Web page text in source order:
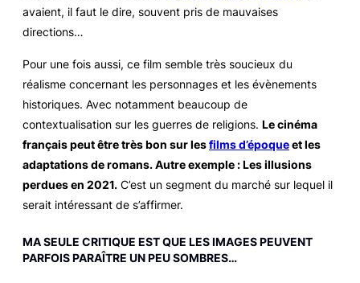
avaient, il faut le dire, souvent pris de mauvaises
directions…
Pour une fois aussi, ce film semble très soucieux du
réalisme concernant les personnages et les évènements
historiques. Avec notamment beaucoup de
contextualisation sur les guerres de religions. Le cinéma
français peut être très bon sur lesfilms d’époqueet les
adaptations de romans. Autre exemple :Les illusions
perduesen 2021. C’est un segment du marché sur lequel il
serait intéressant de s’affirmer.
MA SEULE CRITIQUE EST QUE LES IMAGES PEUVENT
PARFOIS PARAÎTRE UN PEU SOMBRES…